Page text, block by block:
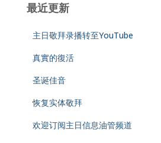
最近更新
主日敬拜录播转至YouTube
真實的復活
圣诞佳音
恢复实体敬拜
欢迎订阅主日信息油管频道